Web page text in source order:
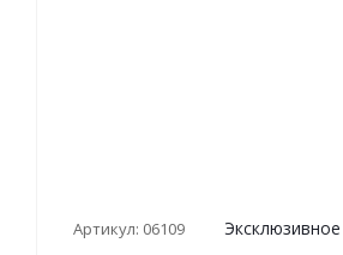
Артикул: 06109